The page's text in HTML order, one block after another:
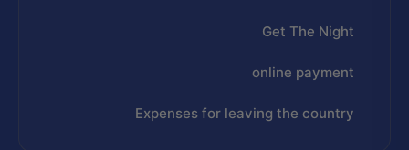
Get The Night
online payment
Expenses for leaving the country